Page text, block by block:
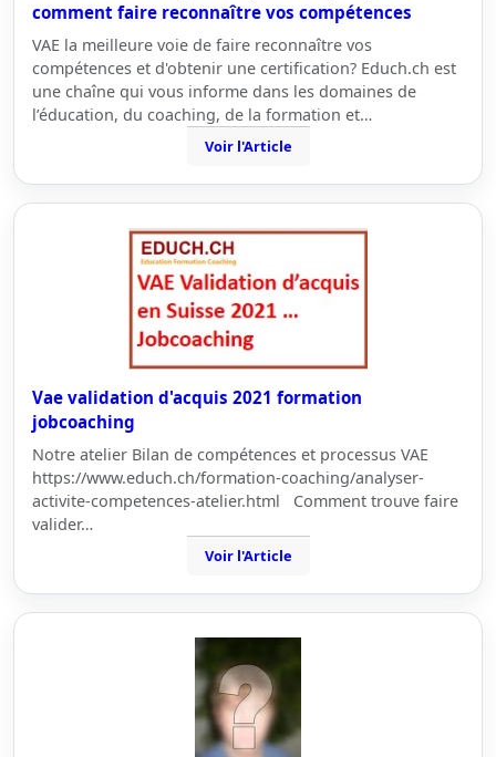
comment faire reconnaître vos compétences
VAE la meilleure voie de faire reconnaître vos
compétences et d'obtenir une certification? Educh.ch est
une chaîne qui vous informe dans les domaines de
l’éducation, du coaching, de la formation et…
Voir l'Article
Vae validation d'acquis 2021 formation
jobcoaching
Notre atelier Bilan de compétences et processus VAE
https://www.educh.ch/formation-coaching/analyser-
activite-competences-atelier.html Comment trouve faire
valider…
Voir l'Article